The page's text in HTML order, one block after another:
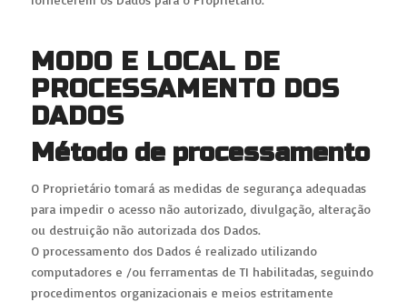
MODO E LOCAL DE
PROCESSAMENTO DOS
DADOS
Método de processamento
O Proprietário tomará as medidas de segurança adequadas
para impedir o acesso não autorizado, divulgação, alteração
ou destruição não autorizada dos Dados.
O processamento dos Dados é realizado utilizando
computadores e /ou ferramentas de TI habilitadas, seguindo
procedimentos organizacionais e meios estritamente